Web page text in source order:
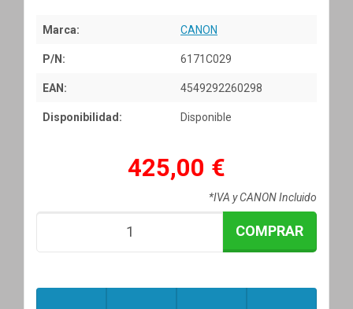
Marca: CANON
P/N: 6171C029
EAN: 4549292260298
Disponibilidad: Disponible
425,00 €
*IVA y CANON Incluido
COMPRAR